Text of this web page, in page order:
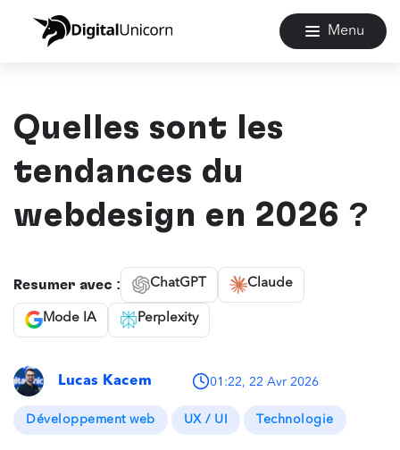
Menu
Quelles sont les
tendances du
webdesign en 2026 ?
Résumer avec : ChatGPT Claude
Mode IA Perplexity
Lucas Kacem 01:22, 22 Avr 2026
Développement web UX / UI Technologie